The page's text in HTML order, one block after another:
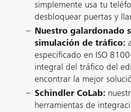
simplemente usa tu
desbloquear puertas y
Nuestro galardonado
simulación de tráfico:
especificado en ISO
integral del tráfico del
encontrar la mejor
Schindler CoLab:
herramientas de